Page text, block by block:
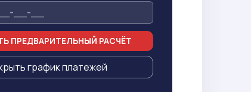
ПРЕДВАРИТЕЛЬНЫЙ РАСЧЁТ
график платежей